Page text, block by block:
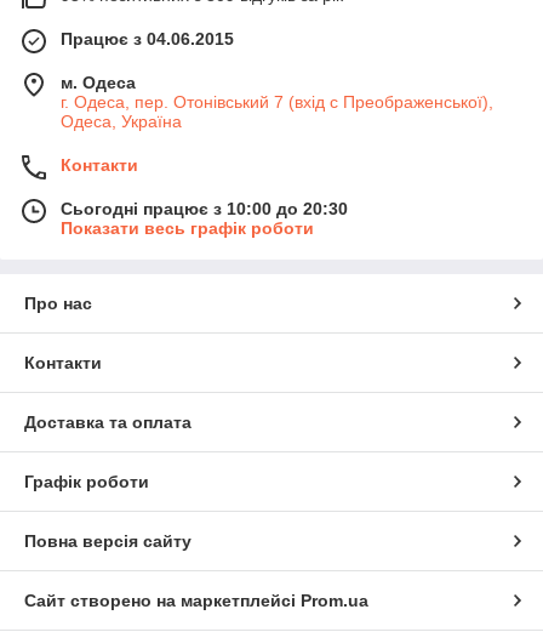
Працює з 04.06.2015
м. Одеса
г. Одеса, пер. Отонівський 7 (вхід с Преображенської),
Одеса, Україна
Контакти
Сьогодні працює з 10:00 до 20:30
Показати весь графік роботи
Про нас
Контакти
Доставка та оплата
Графік роботи
Повна версія сайту
Сайт створено на маркетплейсі Prom.ua